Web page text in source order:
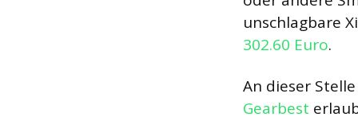
unschlagbare
302.60 Euro.
An dieser
Gearbest